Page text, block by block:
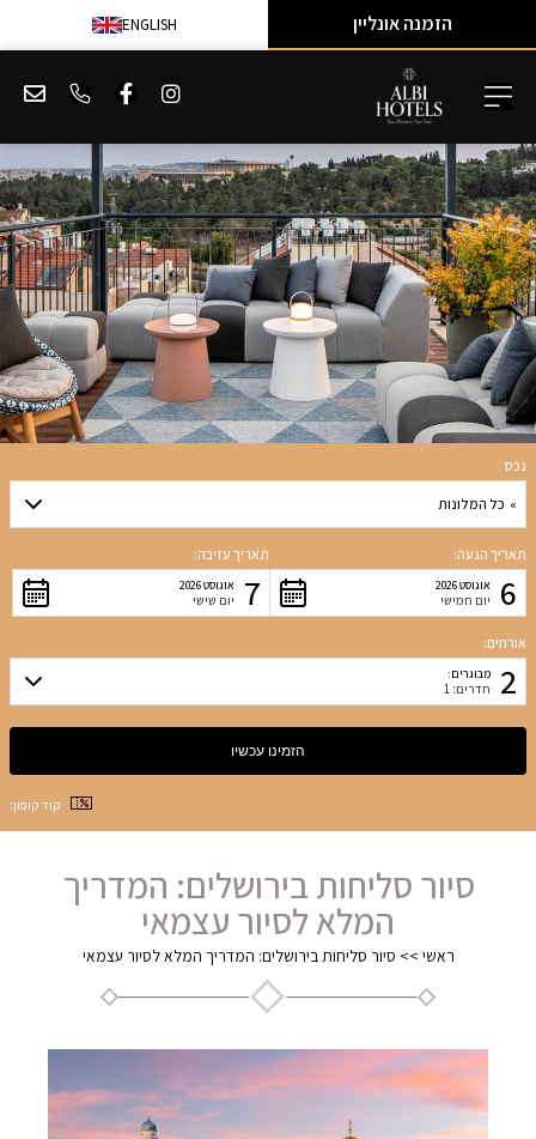
הזמנה אונליין ENGLISH
נכס
» כל המלונות
תאריך הגעה:
6 אוגוסט 2026
יום חמישי
תאריך עזיבה:
7 אוגוסט 2026
יום שישי
אורחים:
2 מבוגרים:
חדרים: 1
קוד קופון:
סיור סליחות בירושלים: המדריך
המלא לסיור עצמאי
ראשי >> סיור סליחות בירושלים: המדריך המלא לסיור עצמאי